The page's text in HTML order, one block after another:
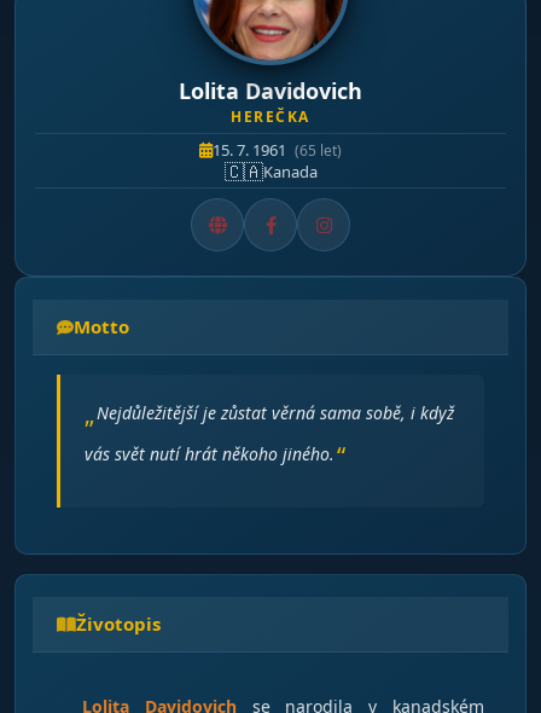
Lolita Davidovich
HEREČKA
15. 7. 1961 (65 let)
🇨🇦Kanada
Motto
Nejdůležitější je zůstat věrná sama sobě, i když
vás svět nutí hrát někoho jiného.
Životopis
Lolita Davidovichse narodila v kanadském